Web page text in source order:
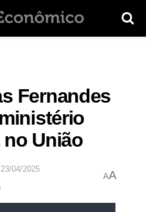
Fernandes
União
23/04/2025
AA